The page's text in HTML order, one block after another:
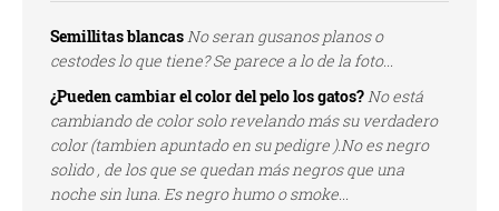
Semillitas blancasNo seran gusanos planos o
cestodes lo que tiene? Se parece a lo de la foto...
¿Pueden cambiar el color del pelo los gatos?No está
cambiando de color solo revelando más su verdadero
color (tambien apuntado en su pedigre ).No es negro
solido , de los que se quedan más negros que una
noche sin luna. Es negro humo o smoke...